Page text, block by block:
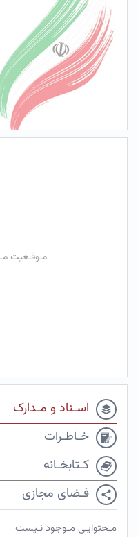
مـوقـعیت
اسـناد و مـدارک
خـاطـرات
کـتابخـانه
فـضای مجازی
مـحتوایـی مـوجود نـیست